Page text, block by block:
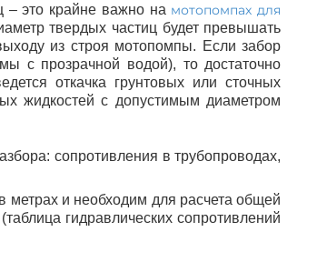
– это крайне важно на мотопомпах для
твердых частиц будет превышать
из строя мотопомпы. Если забор
с прозрачной водой), то достаточно
откачка грунтовых или сточных
жидкостей с допустимым диаметром
сопротивления в трубопроводах,
метрах и необходим для расчета общей
гидравлических сопротивлений